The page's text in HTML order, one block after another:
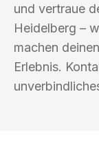
und vertraue
Heidelberg –
machen
Erlebnis.